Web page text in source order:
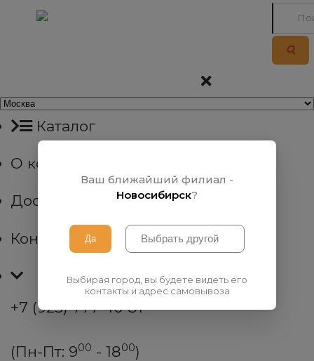
Каталог
О компании
Доставка
Контакты
+7 (923) 777 40 81
(Пн-Пт: 900 - 1800)
Ваш ближайший филиал -
Новосибирск?
Выбирая город, вы будете видеть его
контакты и адрес самовывоза